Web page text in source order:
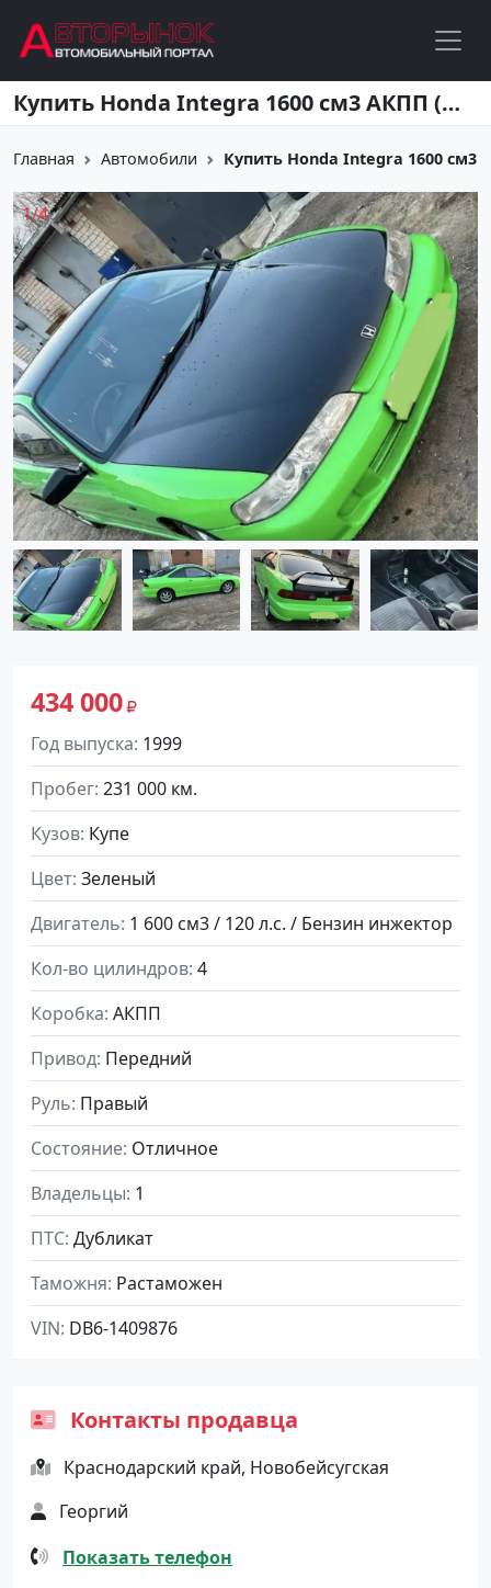
Перейти к основному содержанию Купить Honda Integra 1600 см3 АКПП (120 л.с.) Бензин инжектор в Новобейсугская: цвет Зеленый Купе 1999 года по цене 434000 рублей, объявление №26811 на сайте Авторынок23
Главная Автомобили Купить Honda Integra 1600 см3
434 000
Год выпуска 1999
Пробег 231 000 км.
Кузов Купе
Цвет Зеленый
Двигатель 1 600 см3 / 120 л.с. / Бензин инжектор
Кол-во цилиндров 4
Коробка АКПП
Привод Передний
Руль Правый
Состояние Отличное
Владельцы 1
ПТС Дубликат
Таможня Растаможен
VIN DB6-1409876
1/4
Контакты продавца
Краснодарский край, Новобейсугская
Георгий
Показать телефон